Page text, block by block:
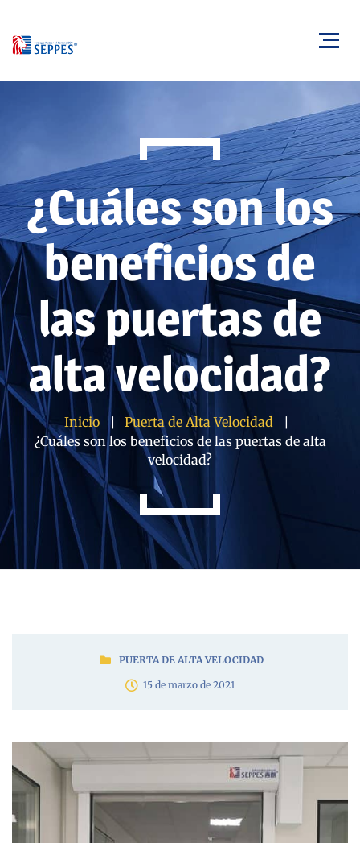
¿Cuáles son los
beneficios de
las puertas de
alta velocidad?
Inicio
Puerta de Alta Velocidad
¿Cuáles son los beneficios de las puertas de alta
velocidad?
PUERTA DE ALTA VELOCIDAD
15 de marzo de 2021